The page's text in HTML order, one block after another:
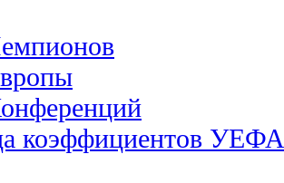
коэффициентов УЕФА